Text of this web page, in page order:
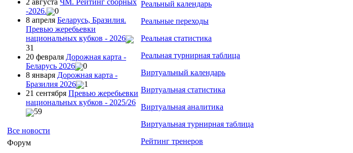
2 августа ЧМ. Рейтинг сборных
-2026.
0
8 апреля Беларусь, Бразилия.
Превью жеребьевки
национальных кубков - 2026
31
20 февраля Дорожная карта -
Беларусь 2026
0
8 января Дорожная карта -
Бразилия 2026
1
21 сентября Превью жеребьевки
национальных кубков - 2025/26
59
Все новости
Форум
Реальный календарь
Реальные переходы
Реальная статистика
Реальная турнирная таблица
Виртуальный календарь
Виртуальная статистика
Виртуальная аналитика
Виртуальная турнирная таблица
Рейтинг тренеров